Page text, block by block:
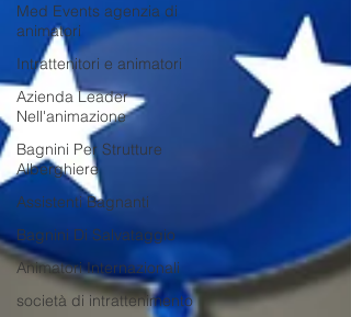
Med Events agenzia di
animatori
Intrattenitori e animatori
Azienda Leader
Nell'animazione
Bagnini Per Strutture
Alberghiere
Assistenti Bagnanti
Bagnini Di Salvataggio
Animatori Internazionali
società di intrattenimento